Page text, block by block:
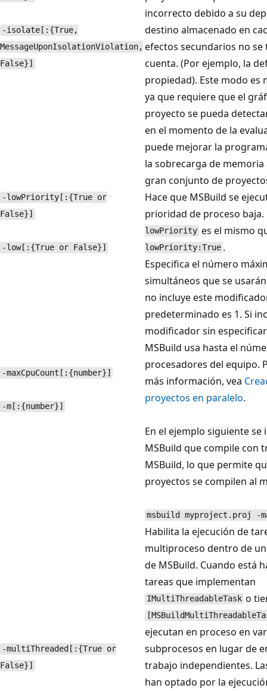
-isolate[:{True,
MessageUponIsolationViolation,
False}]
incorrecto debido a su
destino almacenado en
efectos secundarios no se
cuenta. (Por ejemplo, la
propiedad). Este modo es
ya que requiere que el
proyecto se pueda
en el momento de la
puede mejorar la
la sobrecarga de
gran conjunto de
-lowPriority[:{True or
False}]
-low[:{True or False}]
Hace que MSBuild se
prioridad de proceso
lowPriority es el mismo
lowPriority:True .
-maxCpuCount[:{number}]
-m[:{number}]
Especifica el número
simultáneos que se
no incluye este
predeterminado es 1. Si
modificador sin
MSBuild usa hasta el
procesadores del equipo.
más información, vea
proyectos en paralelo.
En el ejemplo siguiente se
MSBuild que compile con
MSBuild, lo que permite
proyectos se compilen al
msbuild myproject.proj -
-multiThreaded[:{True or
False}]
Habilita la ejecución de
multiproceso dentro de
de MSBuild. Cuando está
tareas que implementan
IMultiThreadableTask o
ejecutan en proceso en
subprocesos en lugar de
trabajo independientes.
han optado por la